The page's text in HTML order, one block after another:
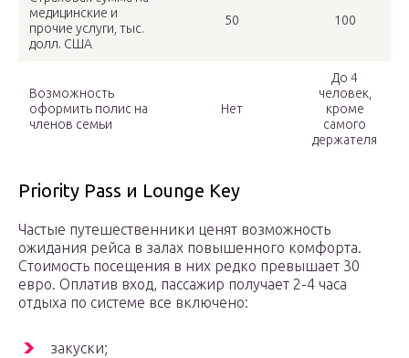
медицинские и
прочие услуги, тыс.
долл. США
50 100
Возможность
оформить полис на
членов семьи
Нет
До 4
человек,
кроме
самого
держателя
Priority Pass и Lounge Key
Частые путешественники ценят возможность
ожидания рейса в залах повышенного комфорта.
Стоимость посещения в них редко превышает 30
евро. Оплатив вход, пассажир получает 2-4 часа
отдыха по системе все включено:
закуски;